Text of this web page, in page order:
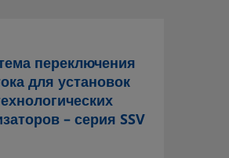
переключения
для установок
– серия SSV